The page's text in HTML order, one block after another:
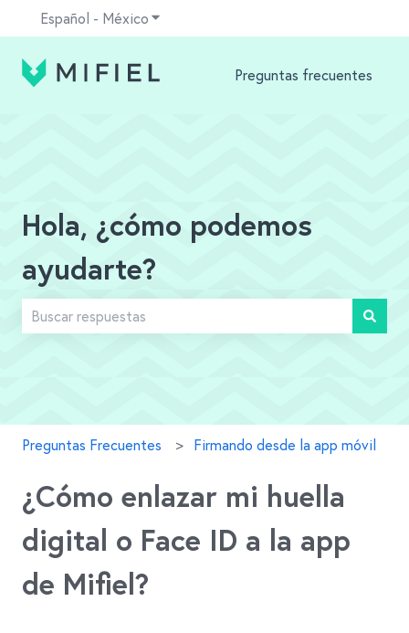
Español - México Traducciones de Mostrar submenú para
Preguntas frecuentes
Hola, ¿cómo podemos
ayudarte?
Preguntas Frecuentes Firmando desde la app móvil
¿Cómo enlazar mi huella
digital o Face ID a la app
de Mifiel?